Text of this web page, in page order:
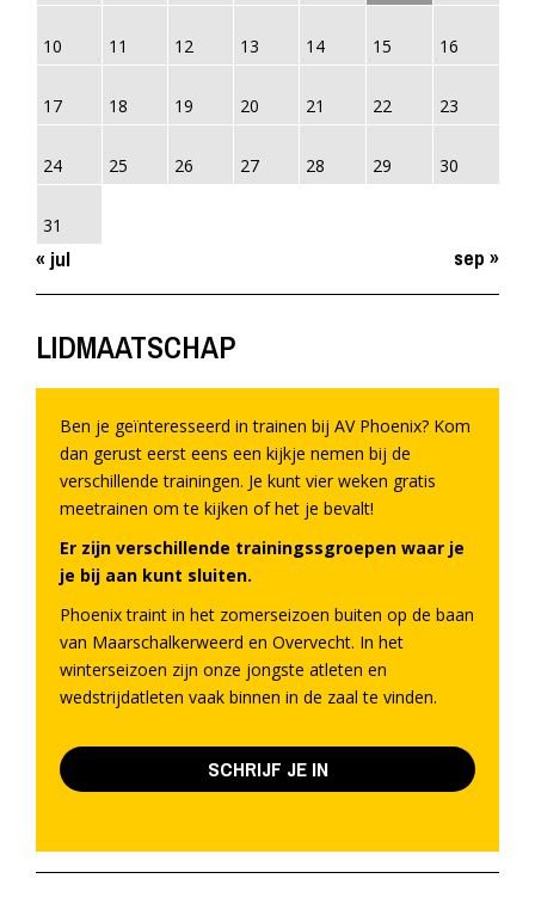
10 11 12 13 14 15 16
17 18 19 20 21 22 23
24 25 26 27 28 29 30
31
« jul sep »
LIDMAATSCHAP
Ben je geïnteresseerd in trainen bij AV Phoenix? Kom
dan gerust eerst eens een kijkje nemen bij de
verschillende trainingen. Je kunt vier weken gratis
meetrainen om te kijken of het je bevalt!
Er zijn verschillende trainingssgroepen waar je
je bij aan kunt sluiten.
Phoenix traint in het zomerseizoen buiten op de baan
van Maarschalkerweerd en Overvecht. In het
winterseizoen zijn onze jongste atleten en
wedstrijdatleten vaak binnen in de zaal te vinden.
SCHRIJF JE IN